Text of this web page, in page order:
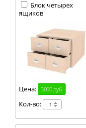
Блок четырех
ящиков
Цена: 3000 руб.
Кол-во: